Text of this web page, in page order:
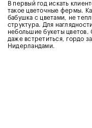
В первый год искать
такое цветочные фермы.
бабушка с цветами, не
структура. Для
небольшие букеты цветов.
даже встретиться, гордо
Нидерландами.